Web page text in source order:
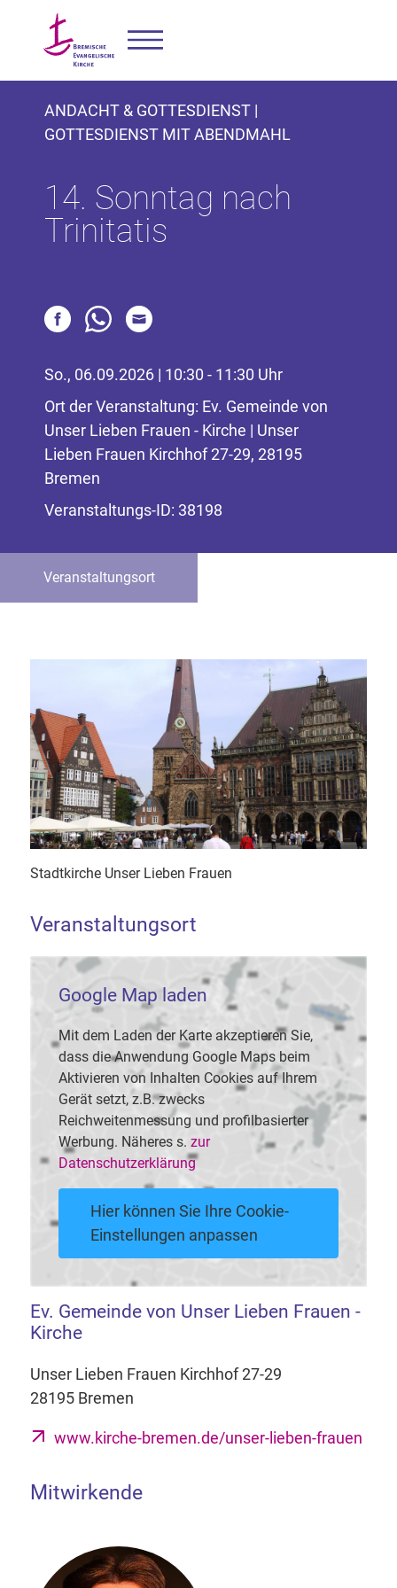
ANDACHT & GOTTESDIENST |
GOTTESDIENST MIT ABENDMAHL
14. Sonntag nach
Trinitatis
So., 06.09.2026 | 10:30 - 11:30 Uhr
Ort der Veranstaltung: Ev. Gemeinde von
Unser Lieben Frauen - Kirche | Unser
Lieben Frauen Kirchhof 27-29, 28195
Bremen
Veranstaltungs-ID: 38198
Veranstaltungsort
Stadtkirche Unser Lieben Frauen
Veranstaltungsort
Google Map laden
Mit dem Laden der Karte akzeptieren Sie,
dass die Anwendung Google Maps beim
Aktivieren von Inhalten Cookies auf Ihrem
Gerät setzt, z.B. zwecks
Reichweitenmessung und profilbasierter
Werbung. Näheres s. zur
Datenschutzerklärung
Hier können Sie Ihre Cookie-
Einstellungen anpassen
Ev. Gemeinde von Unser Lieben Frauen -
Kirche
Unser Lieben Frauen Kirchhof 27-29
28195 Bremen
www.kirche-bremen.de/unser-lieben-frauen
Mitwirkende